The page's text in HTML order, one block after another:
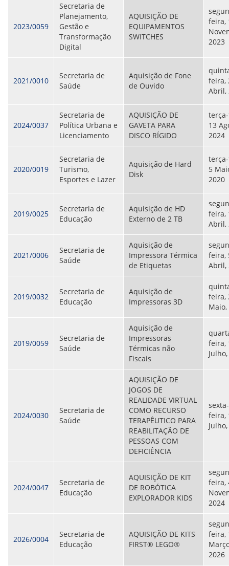
2023/0059
Secretaria de
Planejamento,
Gestão e
Transformação
Digital
AQUISIÇÃO DE
EQUIPAMENTOS
SWITCHES
feira,
2023
2021/0010
Secretaria de
Saúde
Aquisição de Fone
de Ouvido
feira,
Abril,
2024/0037
Secretaria de
Política Urbana e
Licenciamento
AQUISIÇÃO DE
GAVETA PARA
DISCO RÍGIDO
13
2024
2020/0019
Secretaria de
Turismo,
Esportes e Lazer
Aquisição de Hard
Disk
5
2020
2019/0025
Secretaria de
Educação
Aquisição de HD
Externo de 2 TB
feira,
Abril,
2021/0006
Secretaria de
Saúde
Aquisição de
Impressora Térmica
de Etiquetas
feira,
Abril,
2019/0032
Secretaria de
Educação
Aquisição de
Impressoras 3D
feira,
Maio,
2019/0059
Secretaria de
Saúde
Aquisição de
Impressoras
Térmicas não
Fiscais
feira,
2024/0030
Secretaria de
Saúde
AQUISIÇÃO DE
JOGOS DE
REALIDADE VIRTUAL
COMO RECURSO
TERAPÊUTICO PARA
REABILITAÇÃO DE
PESSOAS COM
DEFICIÊNCIA
sexta-
feira,
2024/0047
Secretaria de
Educação
AQUISIÇÃO DE KIT
DE ROBÓTICA
EXPLORADOR KIDS
feira,
2024
2026/0004
Secretaria de
Educação
AQUISIÇÃO DE KITS
FIRST® LEGO®
feira,
2026